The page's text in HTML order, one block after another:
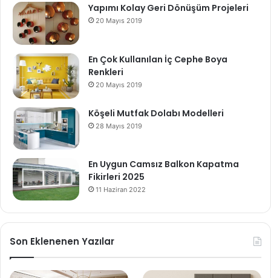
Yapımı Kolay Geri Dönüşüm Projeleri
20 Mayıs 2019
En Çok Kullanılan İç Cephe Boya
Renkleri
20 Mayıs 2019
Köşeli Mutfak Dolabı Modelleri
28 Mayıs 2019
En Uygun Camsız Balkon Kapatma
Fikirleri 2025
11 Haziran 2022
Son Eklenenen Yazılar